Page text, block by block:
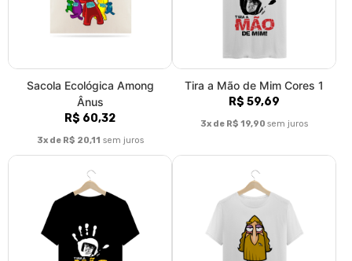
Sacola Ecológica Among
Ânus
R$ 60,32
3x de R$ 20,11 sem juros
Tira a Mão de Mim Cores 1
R$ 59,69
3x de R$ 19,90 sem juros